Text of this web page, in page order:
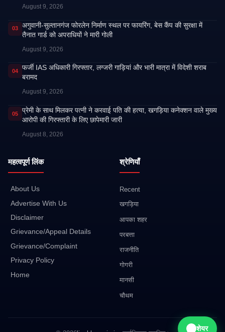
August 9, 2026
03
अगुवानी-सुल्तानगंज फोरलेन निर्माण स्थल पर फायरिंग, बेस कैंप की सुरक्षा में
तैनात गार्ड को अपराधियों ने मारी गोली
August 9, 2026
04
फर्जी IAS अधिकारी गिरफ्तार, लग्जरी गाड़ियां और भारी मात्रा में विदेशी शराब
बरामद
August 9, 2026
05
प्रेमी के साथ मिलकर पत्नी ने करवाई पति की हत्या, खगड़िया कनेक्शन वाले मुख्य
आरोपी की गिरफ्तारी के लिए छापेमारी जारी
August 8, 2026
महत्वपूर्ण लिंक
About Us
Advertise With Us
Disclaimer
Grievance/Appeal Details
Grievance/Complaint
Privacy Policy
Home
श्रेणियाँ
Recent
खगड़िया
आपका शहर
परबत्ता
राजनीति
गोगरी
मानसी
चौथम
शेयर